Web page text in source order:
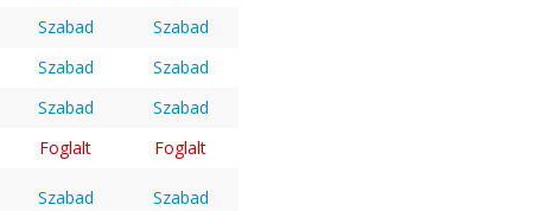
Szabad
Szabad
Szabad
Szabad
Szabad
Szabad
Foglalt
Foglalt
Szabad Szabad